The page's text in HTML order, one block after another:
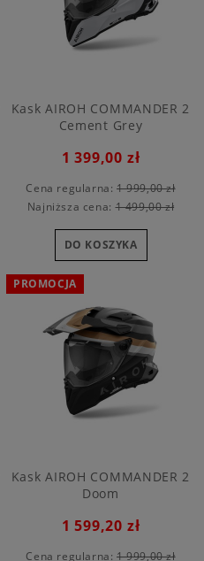
Kask AIROH COMMANDER 2
Cement Grey
1 399,00 zł
Cena regularna: 1 999,00 zł
Najniższa cena:1 499,00 zł
DO KOSZYKA
Kask AIROH COMMANDER 2
Doom
1 599,20 zł
Cena regularna: 1 999,00 zł
PROMOCJA